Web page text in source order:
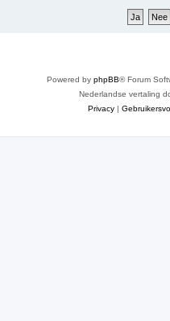
Powered by phpBB® Forum
Nederlandse vertaling
Privacy |